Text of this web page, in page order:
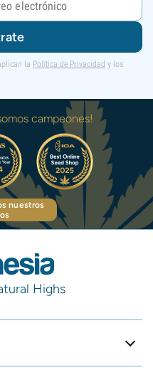
la Política de Privacidad y los
campeones!
nuestros
Highs